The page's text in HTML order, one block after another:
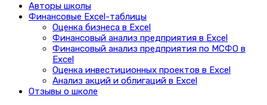
Авторы школы
Финансовые Excel-таблицы
Оценка бизнеса в Excel
Финансовый анализ предприятия в Excel
Финансовый анализ предприятия по МСФО в
Excel
Оценка инвестиционных проектов в Excel
Анализ акций и облигаций в Excel
Отзывы о школе